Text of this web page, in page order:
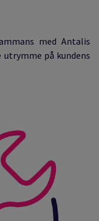
med Antalis
på kundens